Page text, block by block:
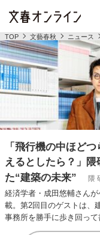
TOP 文藝春秋 ニュース
「飛行機の中ほど
えるとしたら？」
た“建築の未来”
隈
経済学者・成田悠輔さん
載。第2回目のゲストは
事務所を勝手に歩き回っ
歩き方』がこん…